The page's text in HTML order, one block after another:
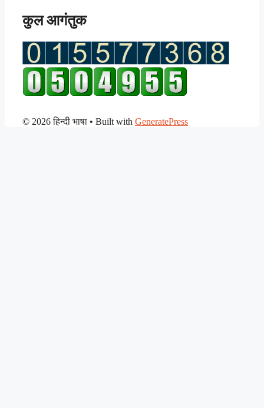
कुल आगंतुक
© 2026 हिन्दी भाषा • Built with GeneratePress